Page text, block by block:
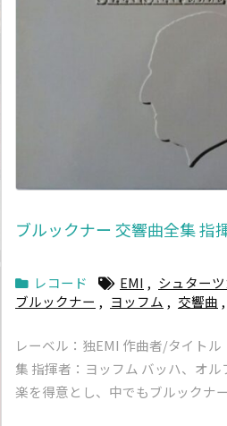
ブルックナー 交響曲全集 指
レコード EMI , シュター
ブルックナー , ヨッフム , 交響曲 ,
レーベル：独EMI 作曲者/タイト
集 指揮者：ヨッフム バッハ、オ
楽を得意とし、中でもブルックナ